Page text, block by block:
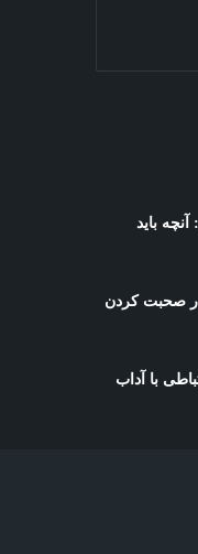
آنچه باید
صحبت کردن
با آداب